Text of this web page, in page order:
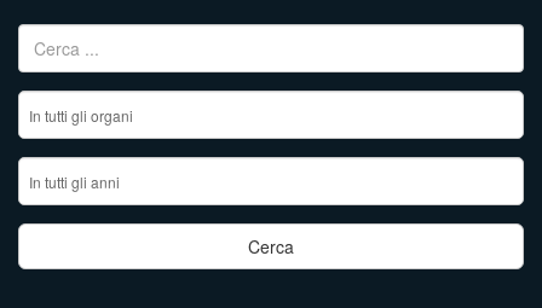
Ricerca per: